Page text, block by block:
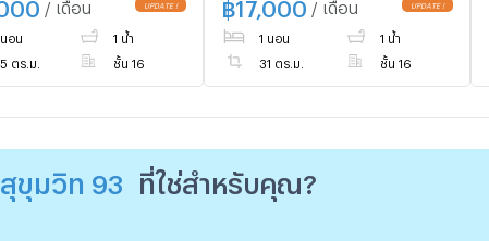
/ เดือน
นอน 1 น้ำ
ตร.ม. ชั้น 16
฿17,000 / เดือน
1 นอน 1 น้ำ
31 ตร.ม. ชั้น 16
สุขุมวิท 93 ที่ใช่สำหรับคุณ?